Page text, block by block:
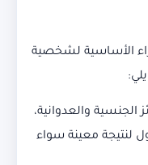
الأساسية لشخصية
الجنسية والعدوانية،
لنتيجة معينة سواء